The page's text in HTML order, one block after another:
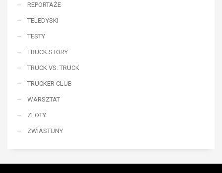
REPORTAŻE
TELEDYSKI
TESTY
TRUCK STORY
TRUCK VS. TRUCK
TRUCKER CLUB
WARSZTAT
ZLOTY
ZWIASTUNY